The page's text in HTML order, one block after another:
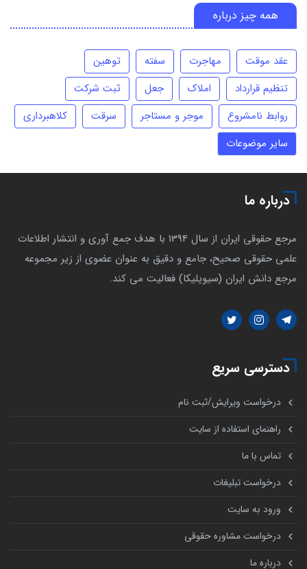
همه چیز درباره
عقد موقت مهاجرت سفته
توهین
تنظیم قرارداد
املاک جعل
ثبت شرکت
روابط نامشروع
موجر و مستاجر سرقت
کلاهبرداری
سایر موضوعات
درباره ما
مرجع حقوقی ایران از سال 1394 با هدف جمع آوری و انتشار اطلاعات
علمی حقوقی صحیح، جامع و دقیق به عنوان عضوی از زیر مجموعه
مرجع دانش ایران (سیویلیکا) فعالیت می کند.
دسترسی سریع
درخواست ویرایش/ثبت نام
راهنمای استفاده از سایت
تماس با ما
درخواست تبلیغات
ورود به سایت
درخواست مشاوره حقوقی
درباره ما